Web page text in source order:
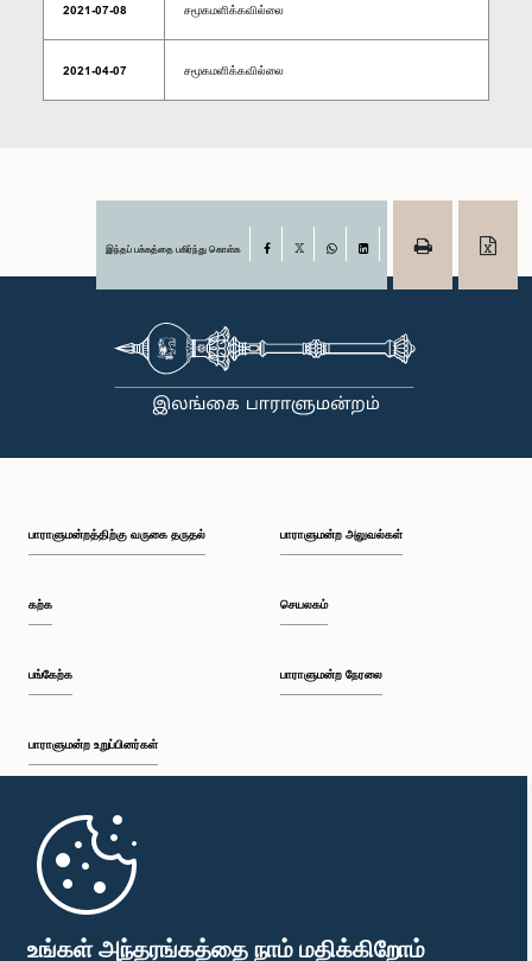
உங்கள் அந்தரங்கத்தை நாம் மதிக்கிறோம்
2021-07-08 சமூகமளிக்கவில்லை
2021-04-07 சமூகமளிக்கவில்லை
இந்தப் பக்கத்தை பகிர்ந்து கொள்க Facebook
பாராளுமன்றத்திற்கு வருகை தருதல்
கற்க
பங்கேற்க
பாராளுமன்ற உறுப்பினர்கள்
முதற்பக்கம்
பாராளுமன்ற அலுவல்கள்
செயலகம்
பாராளுமன்ற நேரலை
பாராளுமன்ற கையடக்க செயலி